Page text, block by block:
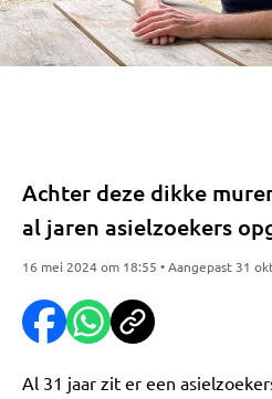
Achter deze dikke
al jaren asielzoekers
16 mei 2024 om 18:55 • Aangepast 31
Al 31 jaar zit er een